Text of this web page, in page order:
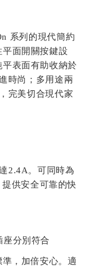
系列的現代簡約
面開關按鍵設
表面有助收納於
時尚；多用途兩
完美切合現代家
2.4A。可同時為
供安全可靠的快
座分別符合
，加倍安心。適